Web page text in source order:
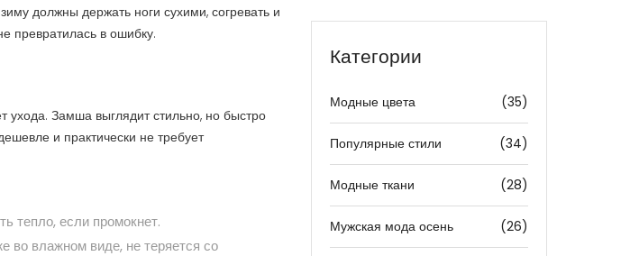
должны держать ноги сухими, согревать и
превратилась в ошибку.
ухода. Замша выглядит стильно, но быстро
и практически не требует
тепло, если промокнет.
влажном виде, не теряется со
Категории
Модные цвета (35)
Популярные стили (34)
Модные ткани (28)
Мужская мода осень (26)